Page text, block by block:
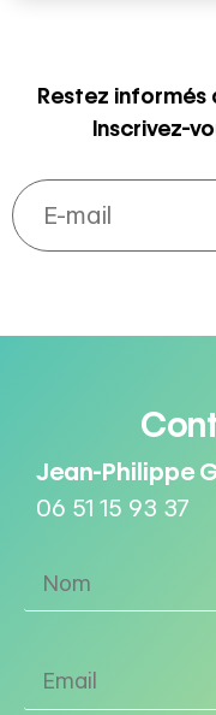
Restez informés
Inscrivez-
Jean-Philippe
06 51 15 93 37